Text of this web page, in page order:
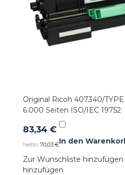
Original Ricoh 407340/
6.000 Seiten ISO/IEC 19752
83,34 €
70,03 €In den
Zur Wunschliste hinzufügen
hinzufügen